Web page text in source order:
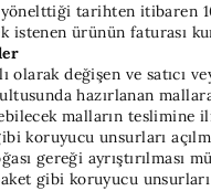
tarihten
istenen ürünün
değişen ve satıcı
hazırlanan
malların teslimine
koruyucu unsurları
gereği ayrıştırılması
gibi koruyucu